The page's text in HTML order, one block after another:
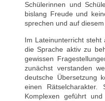
Schülerinnen und
bislang Freude und
sprechen und auf
Im Lateinunterricht
die Sprache aktiv zu
gewissen
zunächst verstanden
deutsche Übersetzung
einen
Komplexen geführt